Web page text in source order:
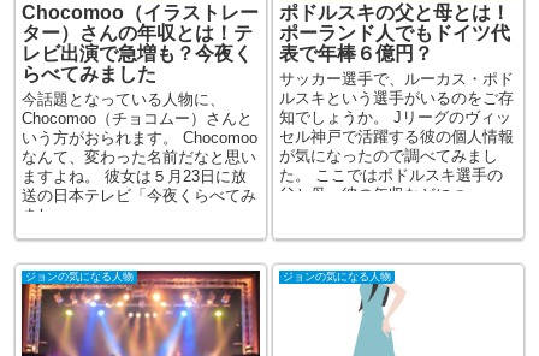
Chocomoo（イラストレー
ター）さんの年収とは！テ
レビ出演で急増も？今夜く
らべてみました
今話題となっている人物に、
Chocomoo（チョコムー）さんと
いう方がおられます。 Chocomoo
なんて、変わった名前だなと思い
ますよね。 彼女は５月23日に放
送の日本テレビ「今夜くらべてみ
まし...
ポドルスキの父と母とは！
ポーランド人でもドイツ代
表で年棒６億円？
サッカー選手で、ルーカス・ポド
ルスキという選手がいるのをご存
知でしょうか。 Jリーグのヴィッ
セル神戸で活躍する彼の個人情報
が気になったので調べてみまし
た。 ここではポドルスキ選手の
父と母、彼の年収などにつ...
ジョンの気になる人物 ジョンの気になる人物